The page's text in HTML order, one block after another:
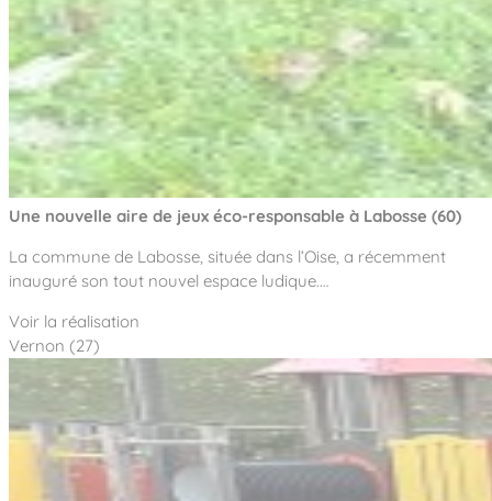
Une nouvelle aire de jeux éco-responsable à Labosse (60)
La commune de Labosse, située dans l’Oise, a récemment
inauguré son tout nouvel espace ludique.…
Voir la réalisation
Vernon (27)